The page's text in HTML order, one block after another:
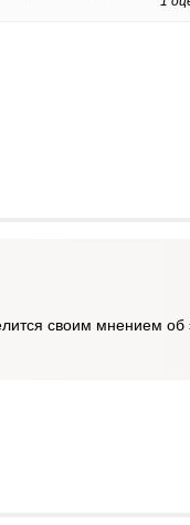
своим мнением об